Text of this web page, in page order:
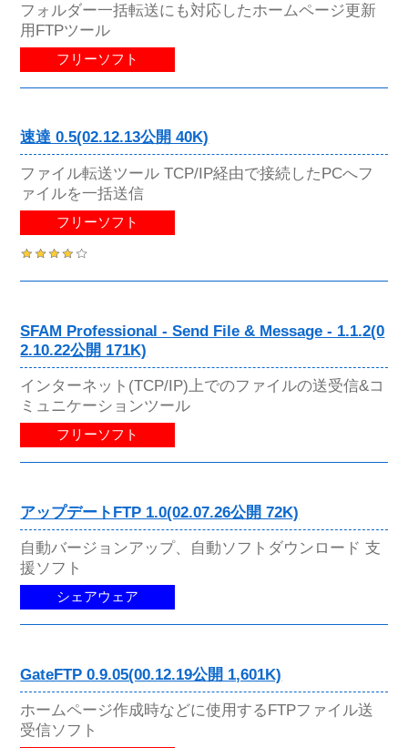
フォルダー一括転送にも対応したホームページ更新
用FTPツール
フリーソフト
速達 0.5(02.12.13公開 40K)
ファイル転送ツール TCP/IP経由で接続したPCへフ
ァイルを一括送信
フリーソフト
SFAM Professional - Send File & Message - 1.1.2(0
2.10.22公開 171K)
インターネット(TCP/IP)上でのファイルの送受信&コ
ミュニケーションツール
フリーソフト
アップデートFTP 1.0(02.07.26公開 72K)
自動バージョンアップ、自動ソフトダウンロード 支
援ソフト
シェアウェア
GateFTP 0.9.05(00.12.19公開 1,601K)
ホームページ作成時などに使用するFTPファイル送
受信ソフト